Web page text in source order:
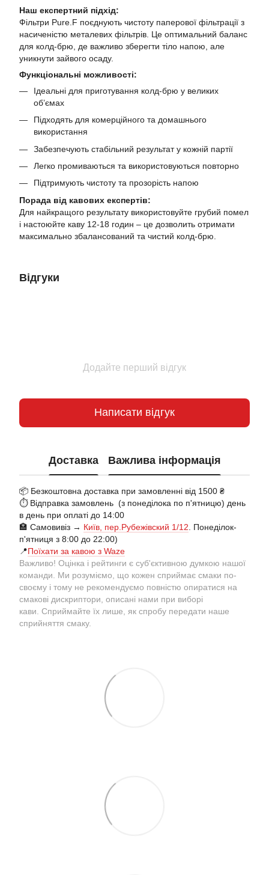
Наш експертний підхід:
Фільтри Pure.F поєднують чистоту паперової фільтрації з
насиченістю металевих фільтрів. Це оптимальний баланс
для колд-брю, де важливо зберегти тіло напою, але
уникнути зайвого осаду.
Функціональні можливості:
Ідеальні для приготування колд-брю у великих
об’ємах
Підходять для комерційного та домашнього
використання
Забезпечують стабільний результат у кожній партії
Легко промиваються та використовуються повторно
Підтримують чистоту та прозорість напою
Порада від кавових експертів:
Для найкращого результату використовуйте грубий помел
і настоюйте каву 12-18 годин – це дозволить отримати
максимально збалансований та чистий колд-брю.
Відгуки
Додайте перший відгук
Написати відгук
Доставка Важлива інформація
📦 Безкоштовна доставка при замовленні від 1500 ₴
⏱️ Відправка замовлень (з понеділока по п'ятницю) день
в день при оплаті до 14:00
🏣 Самовивіз → Київ, пер.Рубежівский 1/12 . Понеділок-
п'ятниця з 8:00 до 22:00)
📍Поїхати за кавою з Waze
Важливо! Оцінка і рейтинги є суб'єктивною думкою нашої
команди. Ми розуміємо, що кожен сприймає смаки по-
своєму і тому не рекомендуємо повністю опиратися на
смакові дискриптори, описані нами при виборі
кави. Сприймайте їх лише, як спробу передати наше
сприйняття смаку.